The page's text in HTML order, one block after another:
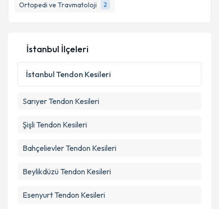
Ortopedi ve Travmatoloji
2
Kişisel verilerimin işlenmesine ilişkinAydınlatma
Metni
'ni okudum ve kişisel verilerimin belirtilen
kapsamda işlenmesini kabul ediyorum.
İstanbul İlçeleri
İstanbul Tendon Kesileri
Sarıyer Tendon Kesileri
Şişli Tendon Kesileri
Bahçelievler Tendon Kesileri
Beylikdüzü Tendon Kesileri
Esenyurt Tendon Kesileri